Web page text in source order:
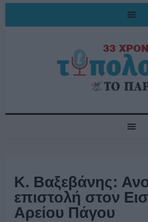
Κ. Βαξεβάνης:
επιστολή στον
Αρείου Πάγου